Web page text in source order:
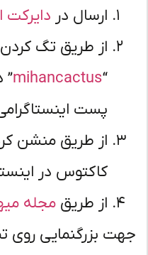
ارسال دردایرکت
از طریق تگ کردن
mihancactus” در
پست اینستاگرامی
از طریق منشن
کاکتوس در
از طریقمجله میهن
بزرگنمایی روی